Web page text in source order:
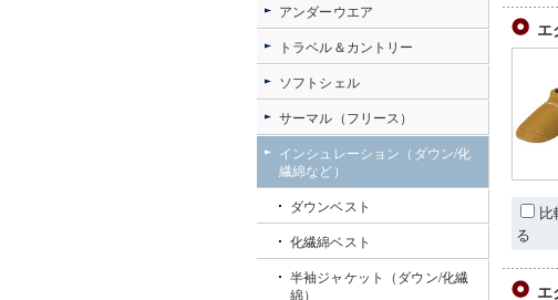
エ
比
る
エ
アンダーウエア
トラベル＆カントリー
ソフトシェル
サーマル（フリース）
インシュレーション（ダウン/化
繊綿など）
ダウンベスト
化繊綿ベスト
半袖ジャケット（ダウン/化繊
綿）